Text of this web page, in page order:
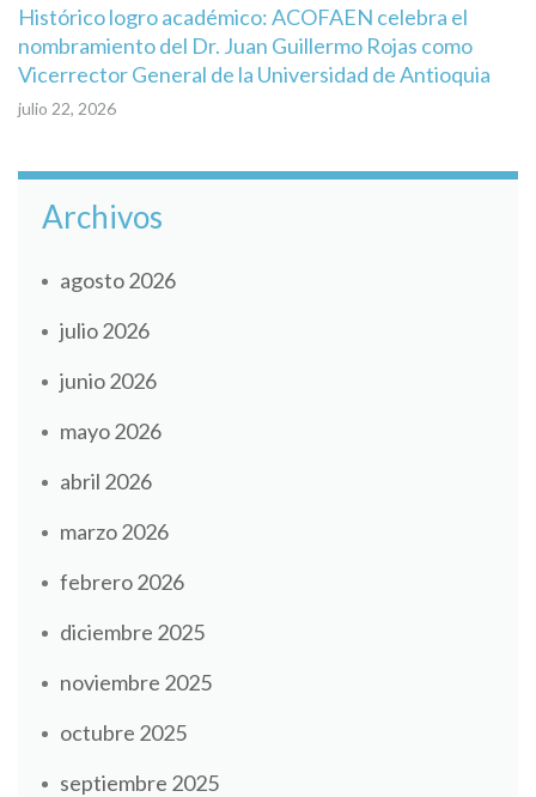
Histórico logro académico: ACOFAEN celebra el
nombramiento del Dr. Juan Guillermo Rojas como
Vicerrector General de la Universidad de Antioquia
julio 22, 2026
Archivos
agosto 2026
julio 2026
junio 2026
mayo 2026
abril 2026
marzo 2026
febrero 2026
diciembre 2025
noviembre 2025
octubre 2025
septiembre 2025